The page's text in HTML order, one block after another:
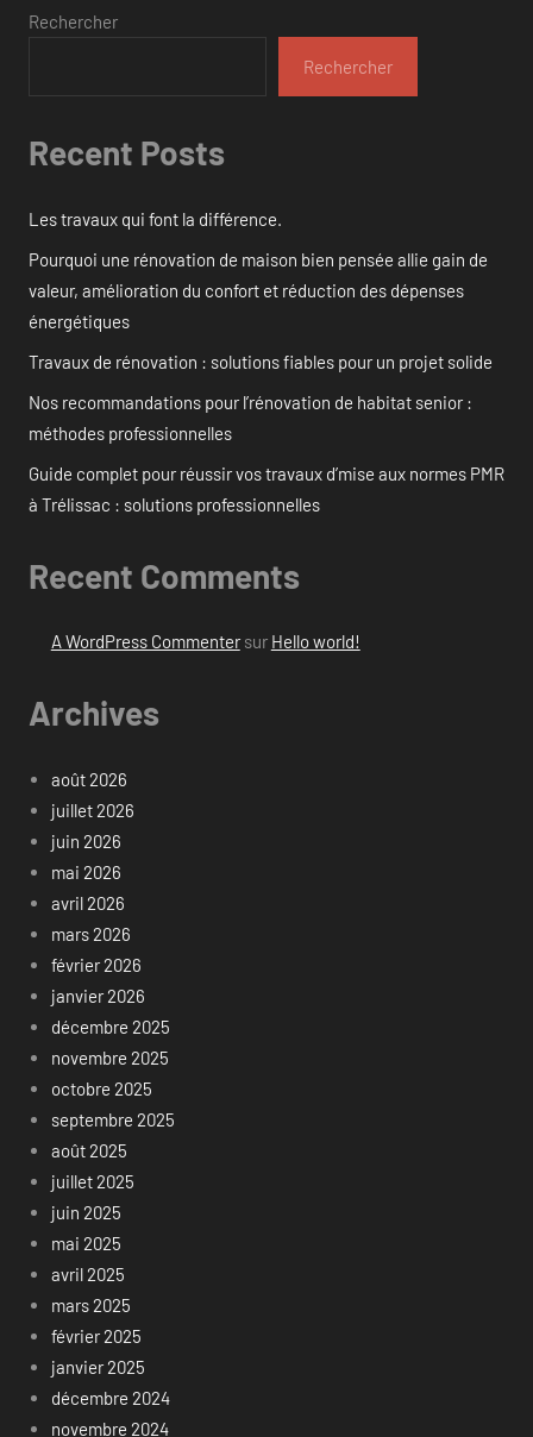
Rechercher
Rechercher
Recent Posts
Les travaux qui font la différence.
Pourquoi une rénovation de maison bien pensée allie gain de
valeur, amélioration du confort et réduction des dépenses
énergétiques
Travaux de rénovation : solutions fiables pour un projet solide
Nos recommandations pour l’rénovation de habitat senior :
méthodes professionnelles
Guide complet pour réussir vos travaux d’mise aux normes PMR
à Trélissac : solutions professionnelles
Recent Comments
A WordPress Commentersur Hello world!
Archives
août 2026
juillet 2026
juin 2026
mai 2026
avril 2026
mars 2026
février 2026
janvier 2026
décembre 2025
novembre 2025
octobre 2025
septembre 2025
août 2025
juillet 2025
juin 2025
mai 2025
avril 2025
mars 2025
février 2025
janvier 2025
décembre 2024
novembre 2024